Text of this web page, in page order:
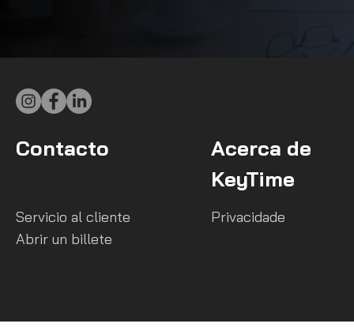
Contacto
Servicio al cliente
Abrir un billete
Acerca de
KeyTime
Privacidade